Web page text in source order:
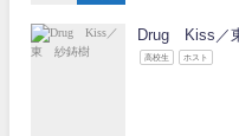
Drug Kiss／
高校生 ホスト